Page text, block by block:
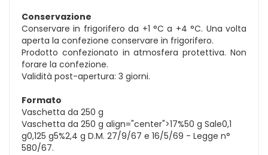
Conservazione
Conservare in frigorifero da +1 °C a +4 °C. Una volta
aperta la confezione conservare in frigorifero.
Prodotto confezionato in atmosfera protettiva. Non
forare la confezione.
Validità post-apertura: 3 giorni.
Formato
Vaschetta da 250 g
Vaschetta da 250 g align="center">17%50 g Sale0,1
g0,125 g5%2,4 g D.M. 27/9/67 e 16/5/69 - Legge n°
580/67.